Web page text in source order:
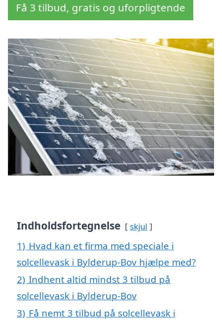
Få 3 tilbud, gratis og uforpligtende
Indholdsfortegnelse skjul
1) Hvad kan et firma med speciale i
solcellevask i Bylderup-Bov hjælpe med?
2) Indhent altid mindst 3 tilbud på
solcellevask i Bylderup-Bov
3) Få nemt 3 tilbud på solcellevask i